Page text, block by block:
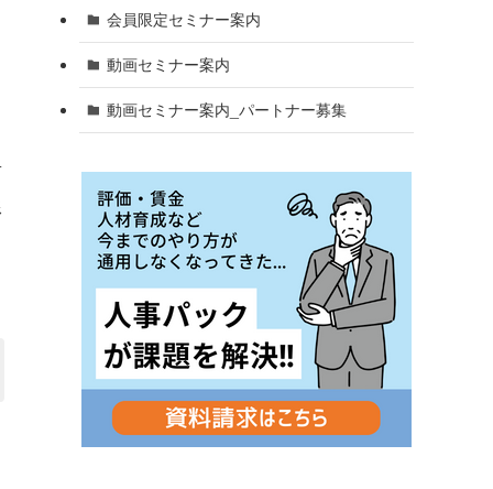
会員限定セミナー案内
動画セミナー案内
動画セミナー案内_パートナー募集